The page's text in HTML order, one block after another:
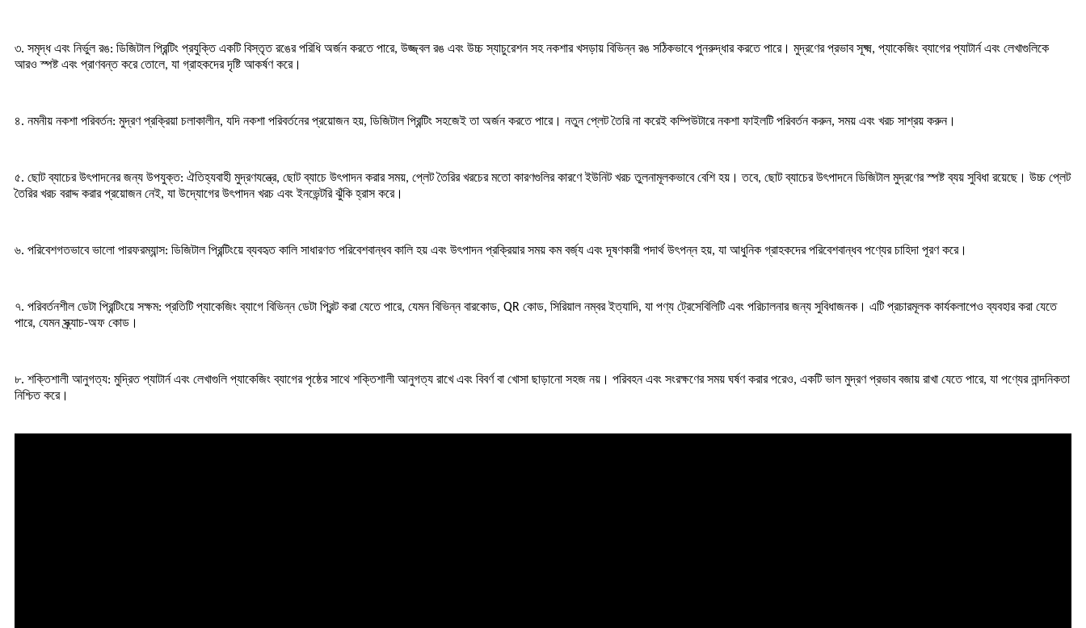
৩. সমৃদ্ধ এবং নির্ভুল রঙ: ডিজিটাল প্রিন্টিং প্রযুক্তি একটি বিস্তৃত রঙের পরিধি অর্জন করতে পারে, উজ্জ্বল রঙ এবং উচ্চ স্যাচুরেশন সহ নকশার খসড়ায় বিভিন্ন রঙ সঠিকভাবে পুনরুদ্ধার করতে পারে। মুদ্রণের প্রভাব সূক্ষ্ম, প্যাকেজিং ব্যাগের প্যাটার্ন এবং লেখাগুলিকে
আরও স্পষ্ট এবং প্রাণবন্ত করে তোলে, যা গ্রাহকদের দৃষ্টি আকর্ষণ করে।
৪. নমনীয় নকশা পরিবর্তন: মুদ্রণ প্রক্রিয়া চলাকালীন, যদি নকশা পরিবর্তনের প্রয়োজন হয়, ডিজিটাল প্রিন্টিং সহজেই তা অর্জন করতে পারে। নতুন প্লেট তৈরি না করেই কম্পিউটারে নকশা ফাইলটি পরিবর্তন করুন, সময় এবং খরচ সাশ্রয় করুন।
৫. ছোট ব্যাচের উৎপাদনের জন্য উপযুক্ত: ঐতিহ্যবাহী মুদ্রণযন্ত্রে, ছোট ব্যাচে উৎপাদন করার সময়, প্লেট তৈরির খরচের মতো কারণগুলির কারণে ইউনিট খরচ তুলনামূলকভাবে বেশি হয়। তবে, ছোট ব্যাচের উৎপাদনে ডিজিটাল মুদ্রণের স্পষ্ট ব্যয় সুবিধা রয়েছে। উচ্চ প্লেট
তৈরির খরচ বরাদ্দ করার প্রয়োজন নেই, যা উদ্যোগের উৎপাদন খরচ এবং ইনভেন্টরি ঝুঁকি হ্রাস করে।
৬. পরিবেশগতভাবে ভালো পারফরম্যান্স: ডিজিটাল প্রিন্টিংয়ে ব্যবহৃত কালি সাধারণত পরিবেশবান্ধব কালি হয় এবং উৎপাদন প্রক্রিয়ার সময় কম বর্জ্য এবং দূষণকারী পদার্থ উৎপন্ন হয়, যা আধুনিক গ্রাহকদের পরিবেশবান্ধব পণ্যের চাহিদা পূরণ করে।
৭. পরিবর্তনশীল ডেটা প্রিন্টিংয়ে সক্ষম: প্রতিটি প্যাকেজিং ব্যাগে বিভিন্ন ডেটা প্রিন্ট করা যেতে পারে, যেমন বিভিন্ন বারকোড, QR কোড, সিরিয়াল নম্বর ইত্যাদি, যা পণ্য ট্রেসেবিলিটি এবং পরিচালনার জন্য সুবিধাজনক। এটি প্রচারমূলক কার্যকলাপেও ব্যবহার করা যেতে
পারে, যেমন স্ক্র্যাচ-অফ কোড।
৮. শক্তিশালী আনুগত্য: মুদ্রিত প্যাটার্ন এবং লেখাগুলি প্যাকেজিং ব্যাগের পৃষ্ঠের সাথে শক্তিশালী আনুগত্য রাখে এবং বিবর্ণ বা খোসা ছাড়ানো সহজ নয়। পরিবহন এবং সংরক্ষণের সময় ঘর্ষণ করার পরেও, একটি ভাল মুদ্রণ প্রভাব বজায় রাখা যেতে পারে, যা পণ্যের নান্দনিকতা
নিশ্চিত করে।